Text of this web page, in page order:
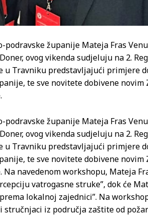
županije Mateja Fras
ovog vikenda sudjeluju na 2.
u Travniku predstavljajući primjere
te sve novitete dobivene novim
županije Mateja Fras
ovog vikenda sudjeluju na 2.
u Travniku predstavljajući primjere
te sve novitete dobivene novim
navedenom workshopu, Mateja
vatrogasne struke”, dok će
lokalnoj zajednici”. Na
iz područja zaštite od